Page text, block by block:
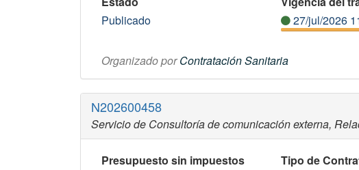
Publicado
27/jul/2026
Organizado por Contratación Sanitaria
N202600458
Servicio de Consultoría de comunicación externa,
Presupuesto sin impuestos
Tipo de